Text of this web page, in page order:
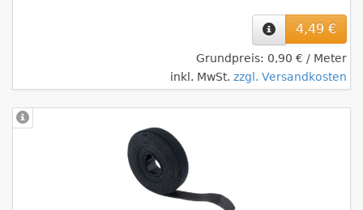
4,49 €
Grundpreis: 0,90 € / Meter
inkl. MwSt. zzgl. Versandkosten